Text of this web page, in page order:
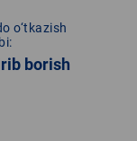
o‘tkazish
borish